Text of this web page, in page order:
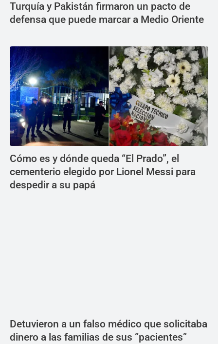
Turquía y Pakistán firmaron un pacto de
defensa que puede marcar a Medio Oriente
Cómo es y dónde queda “El Prado”, el
cementerio elegido por Lionel Messi para
despedir a su papá
Detuvieron a un falso médico que solicitaba
dinero a las familias de sus “pacientes”